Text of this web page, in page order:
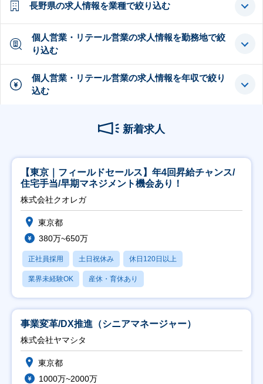
長野県の求人情報を業種で絞り込む
個人営業・リテール営業の求人情報を勤務地で絞
り込む
個人営業・リテール営業の求人情報を年収で絞り
込む
新着求人
【東京｜フィールドセールス】年4回昇給チャンス/
住宅手当/早期マネジメント機会あり！
株式会社クオレガ
東京都
380万~650万
正社員採用 土日祝休み 休日120日以上
業界未経験OK 産休・育休あり
事業変革/DX推進（シニアマネージャー）
株式会社ヤマシタ
東京都
1000万~2000万